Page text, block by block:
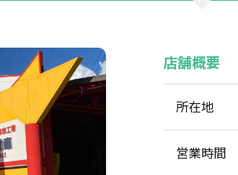
店舗概要
所在地
営業時間